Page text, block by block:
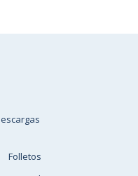
Folletos